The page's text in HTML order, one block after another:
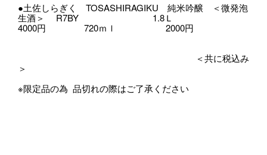
●土佐しらぎく TOSASHIRAGIKU 純米吟醸 ＜微発泡
生酒＞ R7BY 1.8Ｌ
4000円 720ｍｌ 2000円
＜共に税込み
＞
※限定品の為 品切れの際はご了承ください